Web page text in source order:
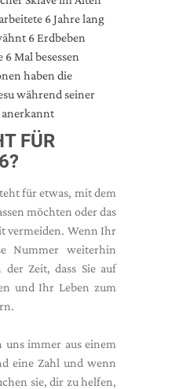
6 Jahre lang
6 Erdbeben
6 Mal besessen
haben die
während seiner
FÜR
für etwas, mit dem
möchten oder das
vermeiden. Wenn Ihr
Nummer weiterhin
der Zeit, dass Sie auf
und Ihr Leben zum
uns immer aus einem
eine Zahl und wenn
sie, dir zu helfen,